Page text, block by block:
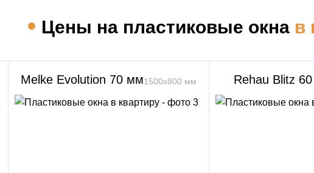
Цены на пластиковые окна в
Melke Evolution 70 мм1500х800 мм Rehau Blitz